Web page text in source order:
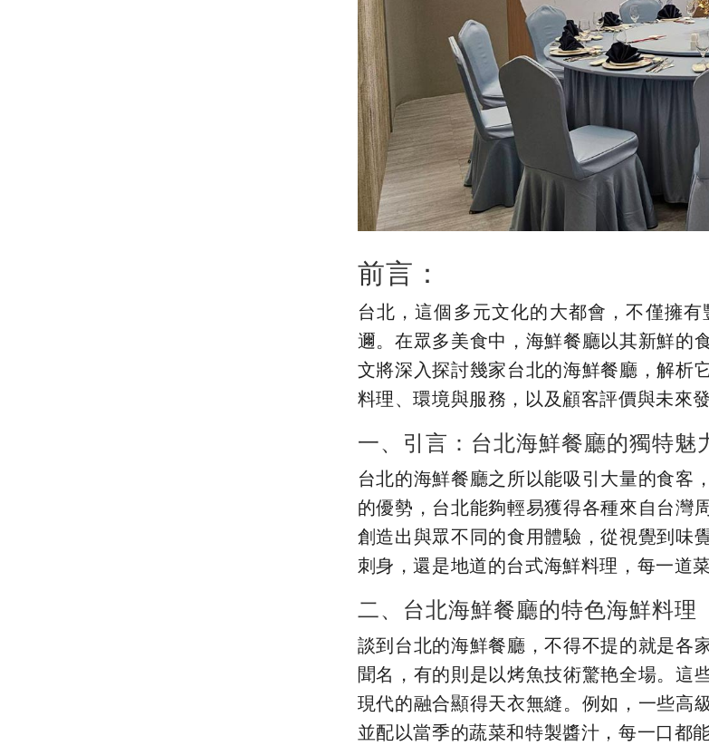
前言：
台北，這個多元文化的大都會，不僅擁
邇。在眾多美食中，海鮮餐廳以其新鮮的
文將深入探討幾家台北的海鮮餐廳，解析
料理、環境與服務，以及顧客評價與未來
一、引言：台北海鮮餐廳的獨特魅
台北的海鮮餐廳之所以能吸引大量的食客
的優勢，台北能夠輕易獲得各種來自台灣
創造出與眾不同的食用體驗，從視覺到味
刺身，還是地道的台式海鮮料理，每一道
二、台北海鮮餐廳的特色海鮮料理
談到台北的海鮮餐廳，不得不提的就是各
聞名，有的則是以烤魚技術驚艳全場。這
現代的融合顯得天衣無縫。例如，一些高
並配以當季的蔬菜和特製醬汁，每一口都